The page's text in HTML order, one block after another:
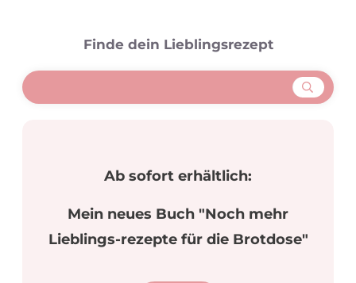
Finde dein Lieblingsrezept
Ab sofort erhältlich:
Mein neues Buch "Noch mehr
Lieblings-rezepte für die Brotdose"